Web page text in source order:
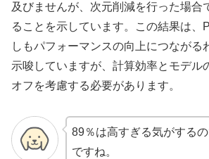
及びませんが、次元削減を行った場合
ることを示しています。この結果は、
しもパフォーマンスの向上につながる
示唆していますが、計算効率とモデル
オフを考慮する必要があります。
89％は高すぎる気がする
ですね。